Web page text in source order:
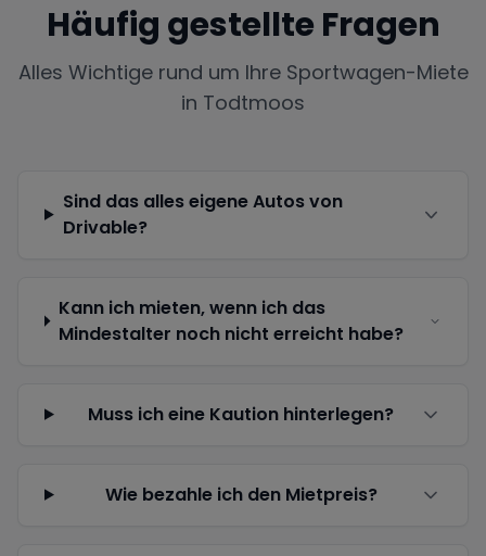
Häufig gestellte Fragen
Alles Wichtige rund um Ihre Sportwagen-Miete
in Todtmoos
Sind das alles eigene Autos von
Drivable?
Kann ich mieten, wenn ich das
Mindestalter noch nicht erreicht habe?
Muss ich eine Kaution hinterlegen?
Wie bezahle ich den Mietpreis?